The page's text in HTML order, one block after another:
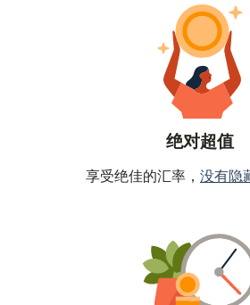
绝对超值
享受绝佳的汇率， 没有隐